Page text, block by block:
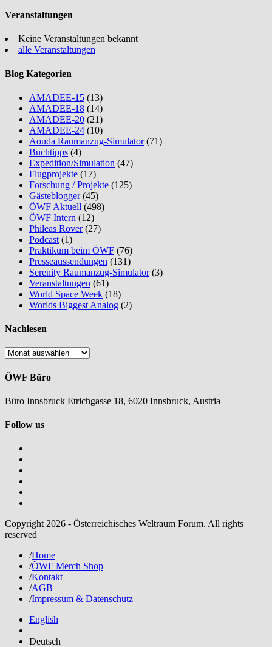
Veranstaltungen
Keine Veranstaltungen bekannt
alle Veranstaltungen
Blog Kategorien
AMADEE-15 (13)
AMADEE-18 (14)
AMADEE-20 (21)
AMADEE-24 (10)
Aouda Raumanzug-Simulator(71)
Buchtipps (4)
Expedition/Simulation (47)
Flugprojekte (17)
Forschung / Projekte (125)
Gästeblogger(45)
ÖWF Aktuell (498)
ÖWF Intern (12)
Phileas Rover(27)
Podcast (1)
Praktikum beim ÖWF (76)
Presseaussendungen (131)
Serenity Raumanzug-Simulator(3)
Veranstaltungen (61)
World Space Week (18)
Worlds Biggest Analog (2)
Nachlesen
Nachlesen
ÖWF Büro
Büro Innsbruck Etrichgasse 18, 6020 Innsbruck, Austria
Follow us
Copyright 2026 - Österreichisches Weltraum Forum. All rights
reserved
/Home
/ÖWF Merch Shop
/Kontakt
/AGB
/Impressum & Datenschutz
English
|
Deutsch